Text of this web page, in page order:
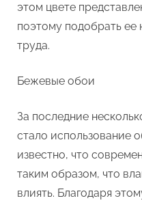
этом цвете
поэтому подобрать ее
труда.
Бежевые обои
За последние
стало использование
известно, что
таким образом, что
влиять. Благодаря